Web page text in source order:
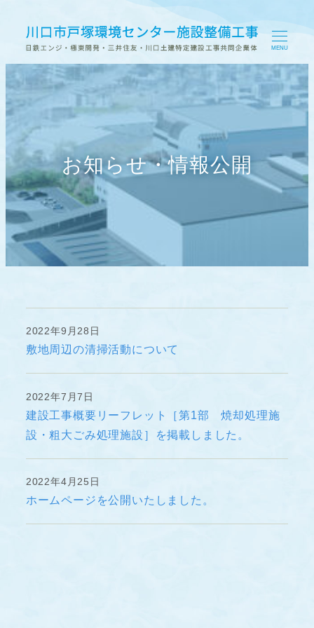
MENU
お知らせ・情報公開
敷地周辺の清掃活動について
2022年9月28日
建設工事概要リーフレット［第1部 焼却処理施
設・粗大ごみ処理施設］を掲載しました。
2022年7月7日
ホームページを公開いたしました。
2022年4月25日